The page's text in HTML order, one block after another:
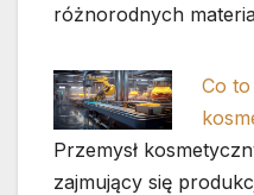
różnorodnych
Co to
Przemysł
zajmujący się